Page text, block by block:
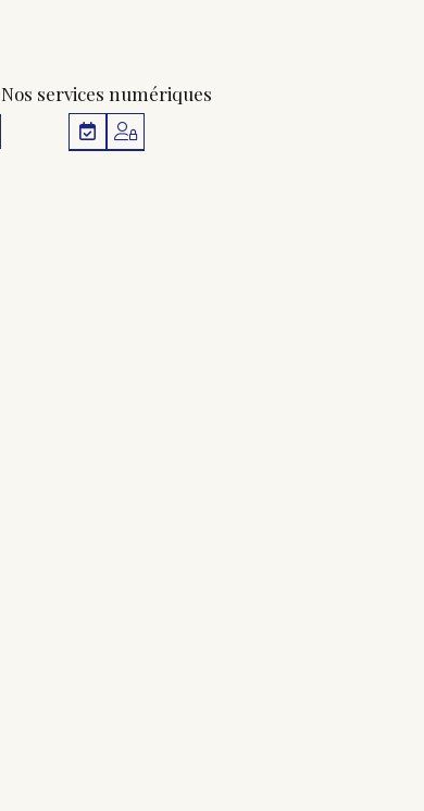
Nos services numériques